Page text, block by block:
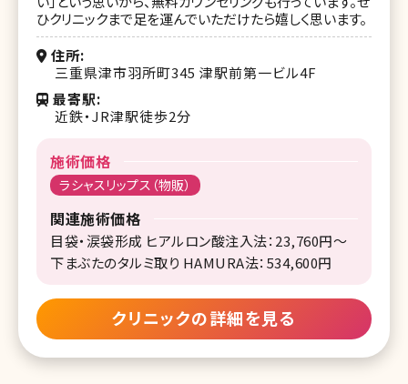
ひクリニックまで足を運んでいただけたら嬉しく思います。
住所
三重県津市羽所町345 津駅前第一ビル4F
最寄駅
近鉄・JR津駅徒歩2分
施術価格
ラシャスリップス（物販）
関連施術価格
目袋・涙袋形成 ヒアルロン酸注入法：23,760円～
下まぶたのタルミ取り HAMURA法：534,600円
クリニックの詳細を見る